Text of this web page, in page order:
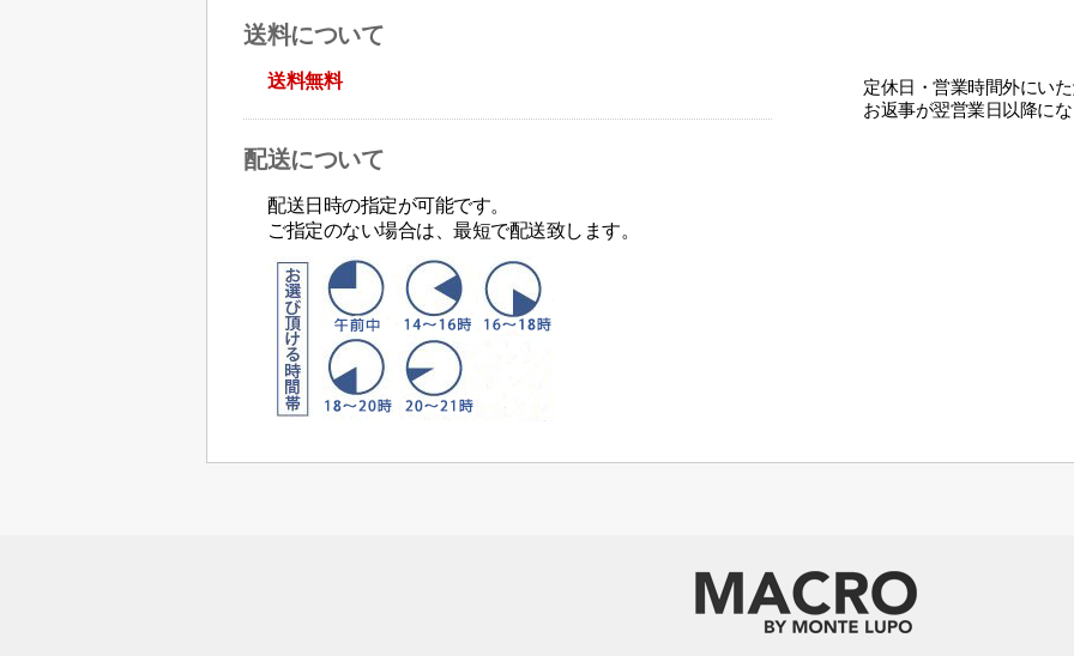
送料について
送料無料
配送について
配送日時の指定が可能です。
ご指定のない場合は、最短で配送致します。
定休日・営業時間外にい
お返事が翌営業日以降に